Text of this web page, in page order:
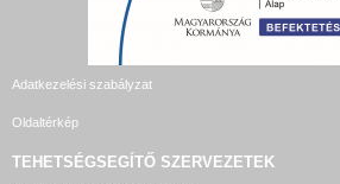
Adatkezelési szabályzat
Oldaltérkép
TEHETSÉGSEGÍTŐ SZERVEZETEK